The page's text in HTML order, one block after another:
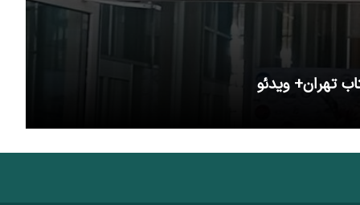
تهران+ ویدئو